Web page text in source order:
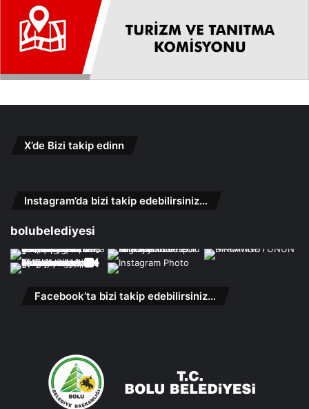
X’de Bizi takip edinn
Instagram’da bizi takip edebilirsiniz…
bolubelediyesi
Facebook’ta bizi takip edebilirsiniz…